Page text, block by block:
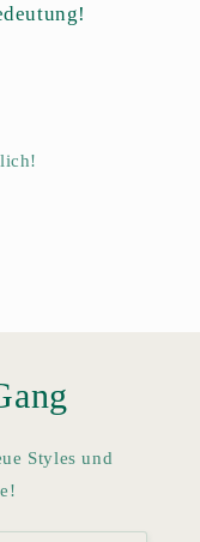
Styles und